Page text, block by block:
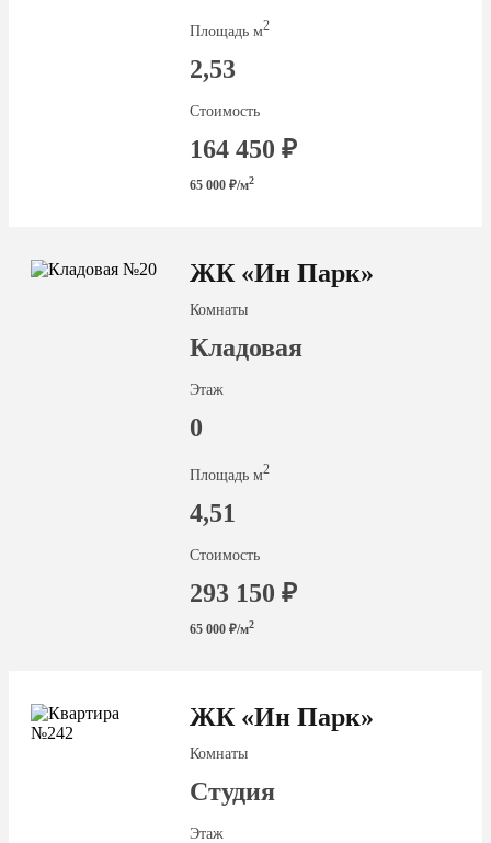
Площадь м2
2,53
Стоимость
164 450 ₽
65 000 ₽/м2
ЖК «Ин Парк»
Комнаты
Кладовая
Этаж
0
Площадь м2
4,51
Стоимость
293 150 ₽
65 000 ₽/м2
ЖК «Ин Парк»
Комнаты
Студия
Этаж